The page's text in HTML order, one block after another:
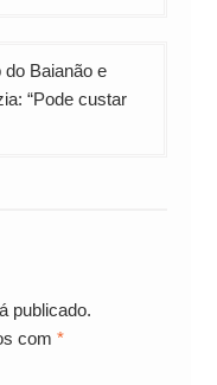
Baianão e
“Pode custar
publicado.
com *